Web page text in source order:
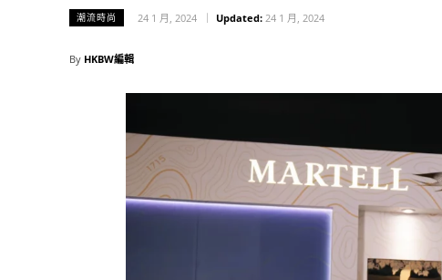
潮流時尚 24 1 月, 2024 Updated: 24 1 月, 2024
By HKBW編輯